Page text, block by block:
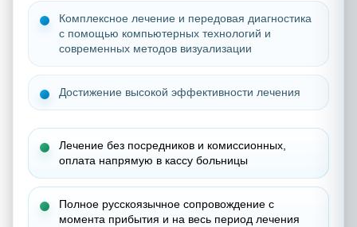
Комплексное лечение и передовая диагностика
с помощью компьютерных технологий и
современных методов визуализации
Достижение высокой эффективности лечения
Лечение без посредников и комиссионных,
оплата напрямую в кассу больницы
Полное русскоязычное сопровождение с
момента прибытия и на весь период лечения